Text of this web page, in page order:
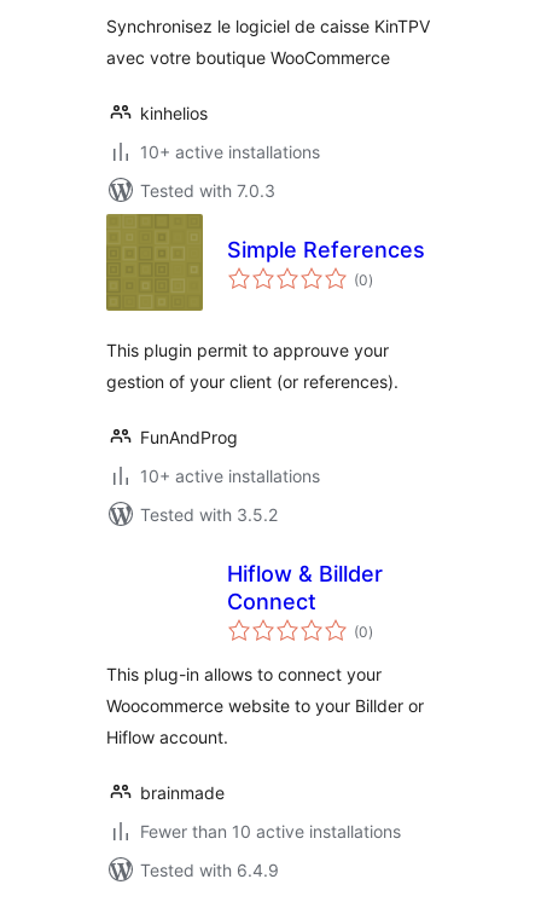
Synchronisez le logiciel de caisse KinTPV
avec votre boutique WooCommerce
kinhelios
10+ active installations
Tested with 7.0.3
Simple References
(0total
ratings
)
This plugin permit to approuve your
gestion of your client (or references).
FunAndProg
10+ active installations
Tested with 3.5.2
Hiflow & Billder
Connect
(0total
ratings
)
This plug-in allows to connect your
Woocommerce website to your Billder or
Hiflow account.
brainmade
Fewer than 10 active installations
Tested with 6.4.9